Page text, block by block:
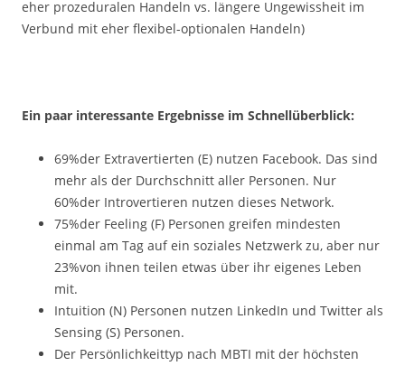
eher prozeduralen Handeln vs. längere Ungewissheit im
Verbund mit eher flexibel-optionalen Handeln)
Ein paar interessante Ergebnisse im Schnellüberblick:
69%der Extravertierten (E) nutzen Facebook. Das sind
mehr als der Durchschnitt aller Personen. Nur
60%der Introvertieren nutzen dieses Network.
75%der Feeling (F) Personen greifen mindesten
einmal am Tag auf ein soziales Netzwerk zu, aber nur
23%von ihnen teilen etwas über ihr eigenes Leben
mit.
Intuition (N) Personen nutzen LinkedIn und Twitter als
Sensing (S) Personen.
Der Persönlichkeittyp nach MBTI mit der höchsten